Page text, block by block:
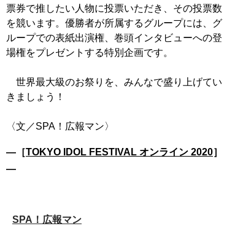
票券で推したい人物に投票いただき、その投票数
を競います。優勝者が所属するグループには、グ
ループでの表紙出演権、巻頭インタビューへの登
場権をプレゼントする特別企画です。
世界最大級のお祭りを、みんなで盛り上げてい
きましょう！
―［TOKYO IDOL FESTIVAL オンライン 2020］
―
SPA！広報マン